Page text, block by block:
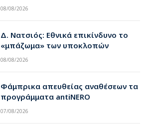
08/08/2026
Δ. Νατσιός: Εθνικά επικίνδυνο το
«μπάζωμα» των υποκλοπών
08/08/2026
Φάμπρικα απευθείας αναθέσεων τα
προγράμματα antiNERO
07/08/2026